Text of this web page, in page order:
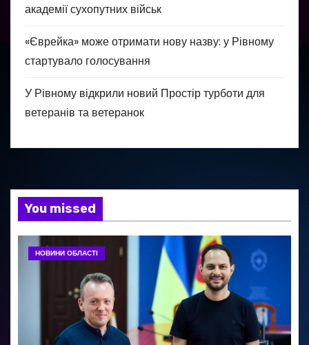
академії сухопутних військ
«Єврейка» може отримати нову назву: у Рівному
стартувало голосування
У Рівному відкрили новий Простір турботи для
ветеранів та ветеранок
You missed
НОВИНИ ОБЛАСТІ